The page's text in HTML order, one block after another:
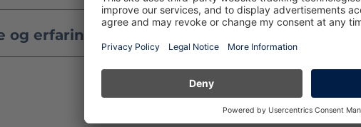
og erfaring utover parkering